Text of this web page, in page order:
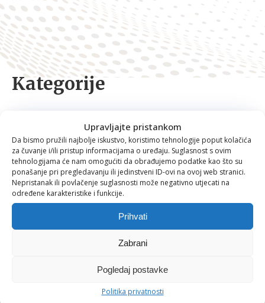
Upravljajte pristankom
Da bismo pružili najbolje iskustvo, koristimo tehnologije poput kolačića
za čuvanje i/ili pristup informacijama o uređaju. Suglasnost s ovim
tehnologijama će nam omogućiti da obrađujemo podatke kao što su
ponašanje pri pregledavanju ili jedinstveni ID-ovi na ovoj web stranici.
Nepristanak ili povlačenje suglasnosti može negativno utjecati na
određene karakteristike i funkcije.
Prihvati
Zabrani
Pogledaj postavke
Politika privatnosti
Kategorije
Filteri za vodu
Prirodno filtriranje i mineraliziranje vode za
piće i kuhanje
Tuš glave
Prirodno filtriranje vode za tuširanje